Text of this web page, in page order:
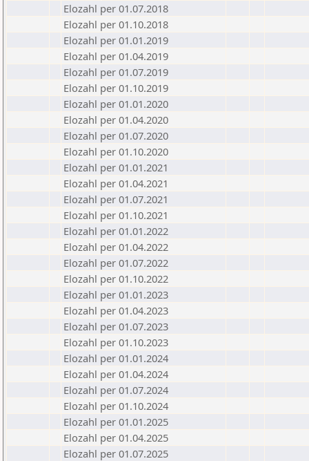
Elozahl per 01.07.2018
Elozahl per 01.10.2018
Elozahl per 01.01.2019
Elozahl per 01.04.2019
Elozahl per 01.07.2019
Elozahl per 01.10.2019
Elozahl per 01.01.2020
Elozahl per 01.04.2020
Elozahl per 01.07.2020
Elozahl per 01.10.2020
Elozahl per 01.01.2021
Elozahl per 01.04.2021
Elozahl per 01.07.2021
Elozahl per 01.10.2021
Elozahl per 01.01.2022
Elozahl per 01.04.2022
Elozahl per 01.07.2022
Elozahl per 01.10.2022
Elozahl per 01.01.2023
Elozahl per 01.04.2023
Elozahl per 01.07.2023
Elozahl per 01.10.2023
Elozahl per 01.01.2024
Elozahl per 01.04.2024
Elozahl per 01.07.2024
Elozahl per 01.10.2024
Elozahl per 01.01.2025
Elozahl per 01.04.2025
Elozahl per 01.07.2025